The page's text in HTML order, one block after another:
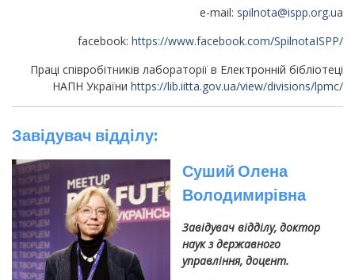
e-mail: spilnota@ispp.org.ua
facebook: https://www.facebook.com/SpilnotaISPP/
Праці співробітників лабораторії в Електронній бібліотеці
НАПН України https://lib.iitta.gov.ua/view/divisions/lpmc/
Завідувач відділу:
Суший Олена
Володимирівна
Завідувач відділу, доктор
наук з державного
управління, доцент.